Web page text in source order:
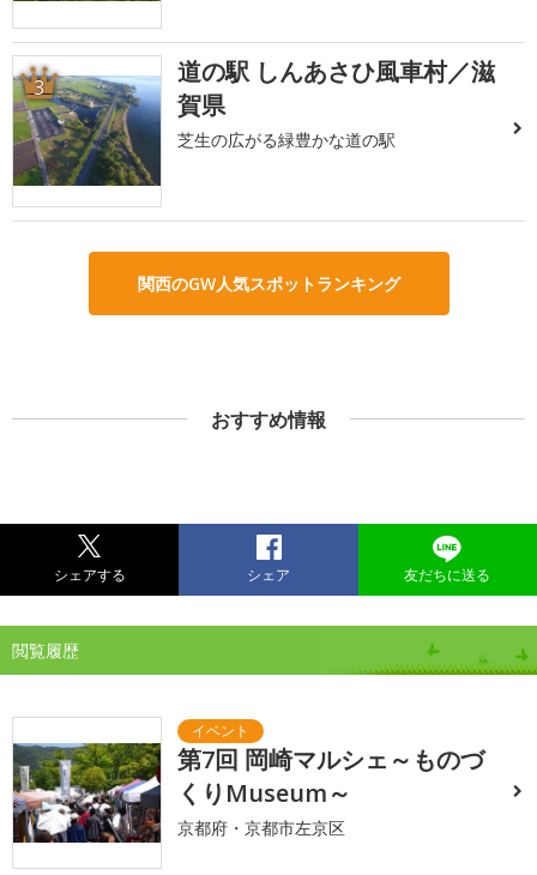
3
道の駅 しんあさひ風車村／滋
賀県
芝生の広がる緑豊かな道の駅
関西のGW人気スポットランキング
おすすめ情報
シェアする シェア 友だちに送る
閲覧履歴
第7回 岡崎マルシェ～ものづ
くりMuseum～
京都府・京都市左京区